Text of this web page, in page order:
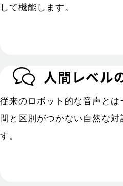
して機能します。
人間レベル
従来のロボット的な音声とは
間と区別がつかない自然な対
す。